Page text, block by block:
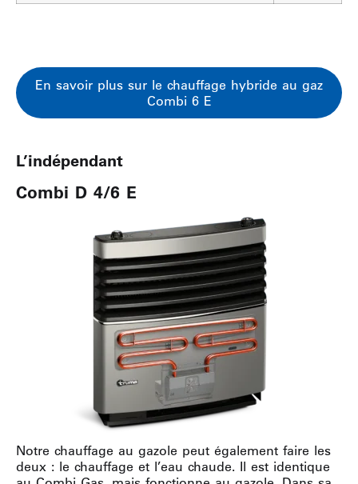
En savoir plus sur le chauffage hybride au gaz
Combi 6 E
L’indépendant
Combi D 4/6 E
Notre chauffage au gazole peut également faire les
deux : le chauffage et l’eau chaude. Il est identique